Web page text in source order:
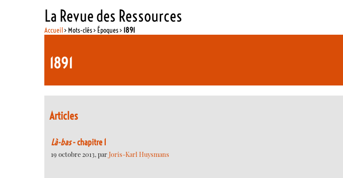
La Revue des Ressources
Accueil> Mots-clés > Époques > 1891
1891
Articles
Là-bas- chapitre 1
19 octobre 2013, parJoris-Karl Huysmans